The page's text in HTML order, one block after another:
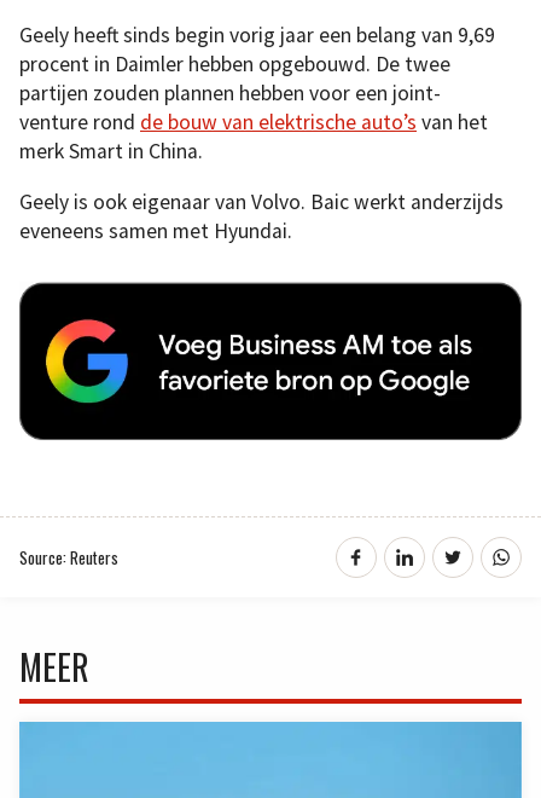
Geely heeft sinds begin vorig jaar een belang van 9,69
procent in Daimler hebben opgebouwd. De twee
partijen zouden plannen hebben voor een joint-
venture rond de bouw van elektrische auto’s van het
merk Smart in China.
Geely is ook eigenaar van Volvo. Baic werkt anderzijds
eveneens samen met Hyundai.
Source: Reuters
MEER